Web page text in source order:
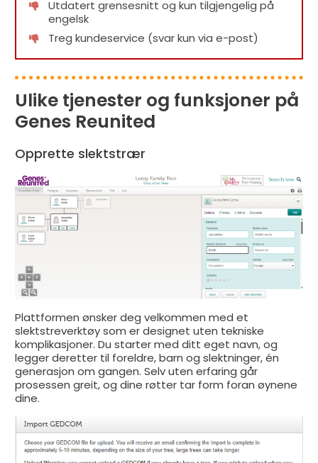
Utdatert grensesnitt og kun tilgjengelig på
engelsk
Treg kundeservice (svar kun via e-post)
Ulike tjenester og funksjoner på
Genes Reunited
Opprette slektstrær
Plattformen ønsker deg velkommen med et
slektstreverktøy som er designet uten tekniske
komplikasjoner. Du starter med ditt eget navn, og
legger deretter til foreldre, barn og slektninger, én
generasjon om gangen. Selv uten erfaring går
prosessen greit, og dine røtter tar form foran øynene
dine.